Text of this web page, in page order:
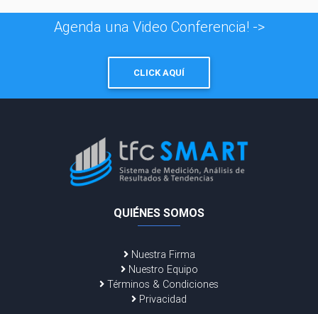
Agenda una Video Conferencia! ->
CLICK AQUÍ
QUIÉNES SOMOS
Nuestra Firma
Nuestro Equipo
Términos & Condiciones
Privacidad